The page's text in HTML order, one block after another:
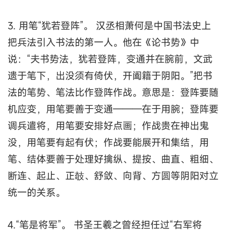
3. 用笔“犹若登阵”。 汉丞相萧何是中国书法史上
把兵法引入书法的第一人。他在《论书势》中
说：“夫书势法，犹若登阵，变通并在腕前，文武
遗于笔下，出没须有倚伏，开阖籍于阴阳。”把书
法的笔势、笔法比作登阵作战。意思是：登阵要随
机应变，用笔要善于变通———在于用腕；登阵要
调兵遣将，用笔要安排好点画；作战贵在神出鬼
没，用笔要有起有伏；作战要能展开和集结，用
笔、结体要善于处理好擒纵、提按、曲直、粗细、
断连、起止、正攲、舒敛、向背、方圆等阴阳对立
统一的关系。
4.“笔是将军”。 书圣王羲之曾经担任过“右军将